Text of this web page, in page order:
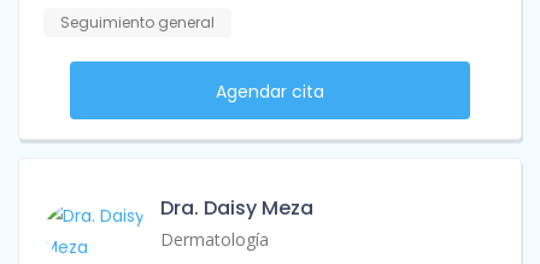
Seguimiento general
Agendar cita
Dra. Daisy Meza
Dermatología